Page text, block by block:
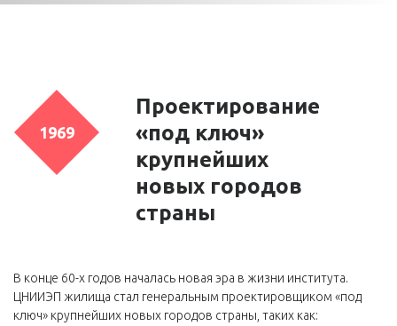
1969
Проектирование
«под ключ»
крупнейших
новых городов
страны
В конце 60-х годов началась новая эра в жизни института.
ЦНИИЭП жилища стал генеральным проектировщиком «под
ключ» крупнейших новых городов страны, таких как: